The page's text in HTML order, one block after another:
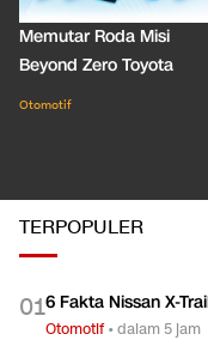
Memutar Roda Misi
Beyond Zero Toyota
Otomotif
TERPOPULER
016 Fakta Nissan X-
Otomotif•dalam 5 jam